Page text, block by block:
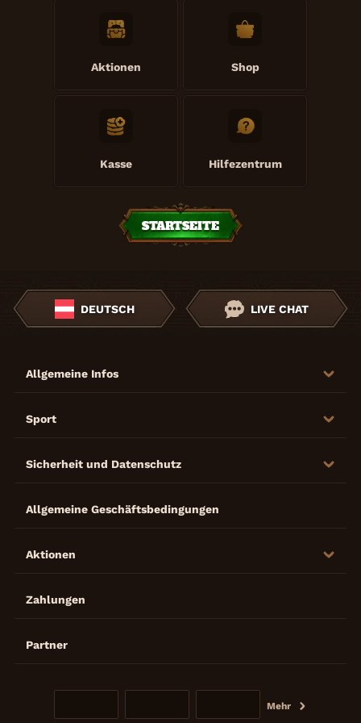
Aktionen Shop
Kasse Hilfezentrum
STARTSEITE
DEUTSCH LIVE CHAT
Allgemeine Infos
Sport
Sicherheit und Datenschutz
Allgemeine Geschäftsbedingungen
Aktionen
Zahlungen
Partner
Mehr